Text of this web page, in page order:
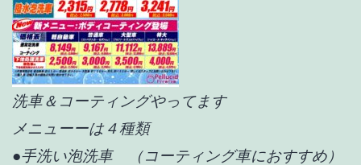
洗車＆コーティングやってます
メニューーは４種類
●手洗い泡洗車 （コーティング車におすすめ）